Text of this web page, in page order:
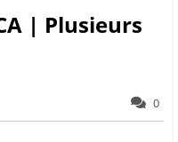
| Plusieurs
0